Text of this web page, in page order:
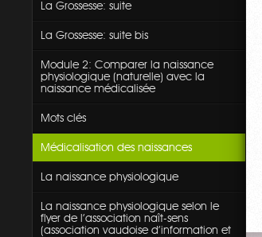
La Grossesse: suite
La Grossesse: suite bis
Module 2: Comparer la naissance
physiologique (naturelle) avec la
naissance médicalisée
Mots clés
Médicalisation des naissances
La naissance physiologique
La naissance physiologique selon le
flyer de l'association naît-sens
(association vaudoise d'information et